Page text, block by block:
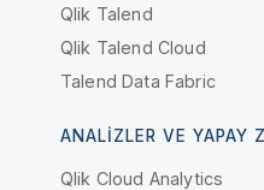
Qlik Talend
Qlik Talend Cloud
Talend Data Fabric
ANALIZLER VE YAPAY
Qlik Cloud Analytics